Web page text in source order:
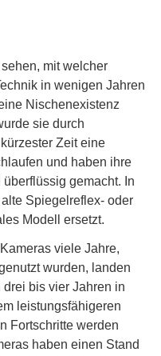
mit welcher
in wenigen Jahren
Nischenexistenz
sie durch
Zeit eine
und haben ihre
gemacht. In
Spiegelreflex- oder
Modell ersetzt.
viele Jahre,
wurden, landen
bis vier Jahren in
leistungsfähigeren
Fortschritte werden
haben einen Stand